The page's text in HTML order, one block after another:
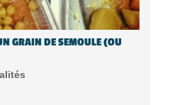
GRAIN DE SEMOULE (OU